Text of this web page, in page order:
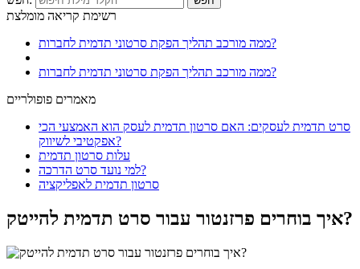
רשימת קריאה מומלצת
ממה מורכב תהליך הפקת סרטוני תדמית לחברות?
ממה מורכב תהליך הפקת סרטוני תדמית לחברות?
מאמרים פופולריים
סרט תדמית לעסקים: האם סרטון תדמית לעסק הוא האמצעי הכי
אפקטיבי לשיווק?
עלות סרטון תדמית
למי נועד סרט הדרכה?
סרטון תדמית לאפליקציה
איך בוחרים פרזנטור עבור סרט תדמית להייטק?